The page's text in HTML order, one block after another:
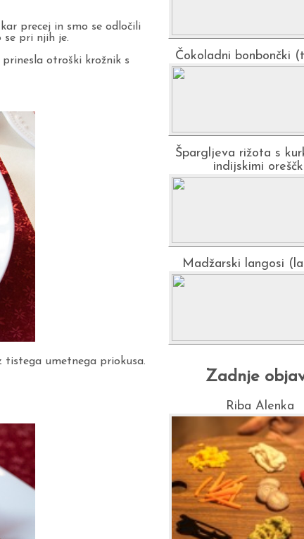
precej in smo se odločili
se pri njih je.
otroški krožnik s
tistega umetnega priokusa.
Čokoladni bonbončki
Špargljeva rižota s
indijskimi
Madžarski langosi
Zadnje
Riba Alenka